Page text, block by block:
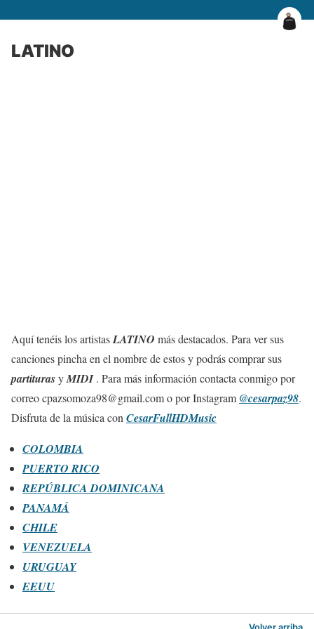
LATINO
Aquí tenéis los artistasLATINO más destacados. Para ver sus
canciones pincha en el nombre de estos y podrás comprar sus
partiturasyMIDI. Para más información contacta conmigo por
correocpazsomoza98@gmail.com o porInstagram @cesarpaz98.
Disfruta de la música con CesarFullHDMusic
COLOMBIA
PUERTO RICO
REPÚBLICA DOMINICANA
PANAMÁ
CHILE
VENEZUELA
URUGUAY
EEUU